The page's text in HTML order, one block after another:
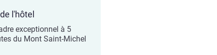
l'hôtel
exceptionnel à 5
du Mont Saint-Michel